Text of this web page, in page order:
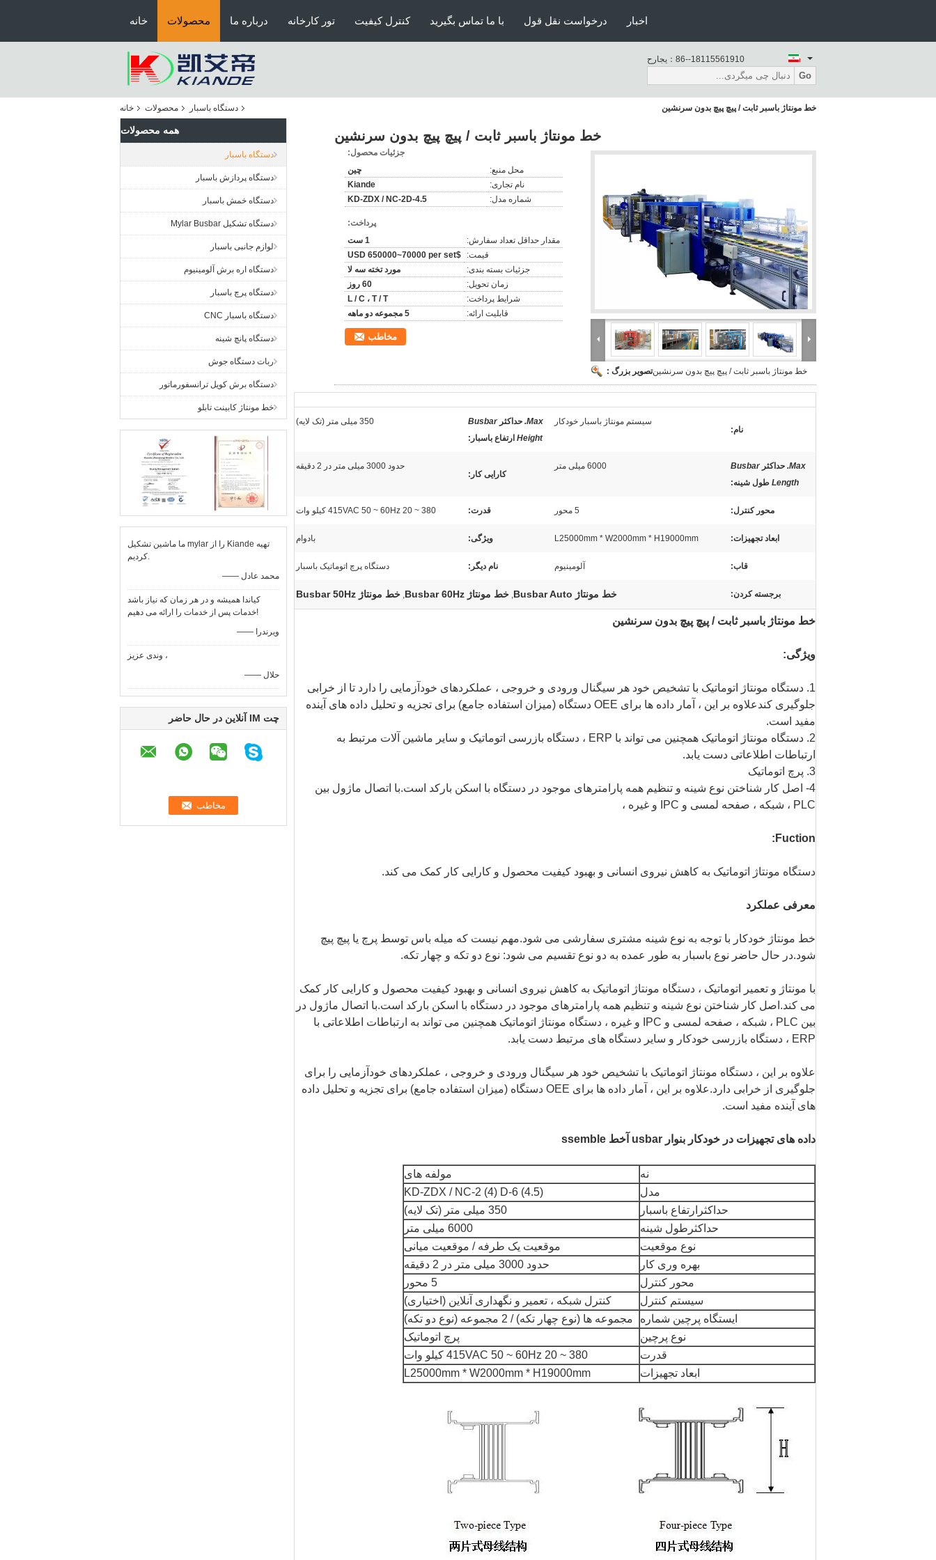
خانه محصولات درباره ما تور کارخانه کنترل کیفیت با ما تماس بگیرید درخواست نقل قول اخبار
حراجی： 86--18115561910
Go
خانه محصولات دستگاه باسبار خط مونتاژ باسبر ثابت / پیچ پیچ بدون سرنشین
همه محصولات
دستگاه باسبار
دستگاه پردازش باسبار
دستگاه خمش باسبار
دستگاه تشکیل Mylar Busbar
لوازم جانبی باسبار
دستگاه اره برش آلومینیوم
دستگاه پرچ باسبار
دستگاه باسبار CNC
دستگاه پانچ شینه
ربات دستگاه جوش
دستگاه برش کویل ترانسفورماتور
خط مونتاژ کابینت تابلو
ما ماشین تشکیل mylar را از Kiande تهیه
کردیم.
—— محمد عادل
کیاندا همیشه و در هر زمان که نیاز باشد
خدمات پس از خدمات را ارائه می دهیم!
—— ویرندرا
وندی عزیز ،
—— حلال
چت IM آنلاین در حال حاضر
خط مونتاژ باسبر ثابت / پیچ پیچ بدون سرنشین
تصویر بزرگ :خط مونتاژ باسبر ثابت / پیچ پیچ بدون سرنشین
جزئیات محصول:
محل منبع:
چین
نام تجاری:
Kiande
شماره مدل:
KD-ZDX / NC-2D-4.5
پرداخت:
مقدار حداقل تعداد سفارش:
1 ست
قیمت:
$USD 650000~70000 per set
جزئیات بسته بندی:
مورد تخته سه لا
زمان تحویل:
60 روز
شرایط پرداخت:
L / C ، T / T
قابلیت ارائه:
5 مجموعه دو ماهه
مخاطب
نام:
سیستم مونتاژ باسبار خودکار Max. حداکثر Busbar
Height ارتفاع باسبار :
350 میلی متر (تک لایه)
Max. حداکثر Busbar
Length طول شینه:
6000 میلی متر
کارایی کار:
حدود 3000 میلی متر در 2 دقیقه
محور کنترل: 5 محور قدرت: 380 ~ 415VAC 50 ~ 60Hz 20 کیلو وات
ابعاد تجهیزات: L25000mm * W2000mm * H19000mm ویژگی: بادوام
قاب: آلومینیوم نام دیگر: دستگاه پرچ اتوماتیک باسبار
برجسته کردن: خط مونتاژ Busbar Auto , خط مونتاژ Busbar 60Hz , خط مونتاژ Busbar 50Hz
خط مونتاژ باسبر ثابت / پیچ پیچ بدون سرنشین
ویژگی:
1. دستگاه مونتاژ اتوماتیک با تشخیص خود هر سیگنال ورودی و خروجی ، عملکردهای خودآزمایی را دارد تا از خرابی
جلوگیری کندعلاوه بر این ، آمار داده ها برای OEE دستگاه (میزان استفاده جامع) برای تجزیه و تحلیل داده های آینده
مفید است.
2. دستگاه مونتاژ اتوماتیک همچنین می تواند با ERP ، دستگاه بازرسی اتوماتیک و سایر ماشین آلات مرتبط به
ارتباطات اطلاعاتی دست یابد.
3. پرچ اتوماتیک
4- اصل کار شناختن نوع شینه و تنظیم همه پارامترهای موجود در دستگاه با اسکن بارکد است.با اتصال ماژول بین
PLC ، شبکه ، صفحه لمسی و IPC و غیره ،
Fuction:
دستگاه مونتاژ اتوماتیک به کاهش نیروی انسانی و بهبود کیفیت محصول و کارایی کار کمک می کند.
معرفی عملکرد
خط مونتاژ خودکار با توجه به نوع شینه مشتری سفارشی می شود.مهم نیست که میله باس توسط پرچ یا پیچ پیچ
شود.در حال حاضر نوع باسبار به طور عمده به دو نوع تقسیم می شود: نوع دو تکه و چهار تکه.
با مونتاژ و تعمیر اتوماتیک ، دستگاه مونتاژ اتوماتیک به کاهش نیروی انسانی و بهبود کیفیت محصول و کارایی کار کمک
می کند.اصل کار شناختن نوع شینه و تنظیم همه پارامترهای موجود در دستگاه با اسکن بارکد است.با اتصال ماژول در
بین PLC ، شبکه ، صفحه لمسی و IPC و غیره ، دستگاه مونتاژ اتوماتیک همچنین می تواند به ارتباطات اطلاعاتی با
ERP ، دستگاه بازرسی خودکار و سایر دستگاه های مرتبط دست یابد.
علاوه بر این ، دستگاه مونتاژ اتوماتیک با تشخیص خود هر سیگنال ورودی و خروجی ، عملکردهای خودآزمایی را برای
جلوگیری از خرابی دارد.علاوه بر این ، آمار داده ها برای OEE دستگاه (میزان استفاده جامع) برای تجزیه و تحلیل داده
های آینده مفید است.
داده های تجهیزات در خودکار بنوار usbar خط ssemble
نه
مولفه های
مدل
KD-ZDX / NC-2 (4) D-6 (4.5)
حداکثرارتفاع باسبار
350 میلی متر (تک لایه)
حداکثرطول شینه
6000 میلی متر
نوع موقعیت
موقعیت یک طرفه / موقعیت میانی
بهره وری کار
حدود 3000 میلی متر در 2 دقیقه
محور کنترل
5 محور
سیستم کنترل
کنترل شبکه ، تعمیر و نگهداری آنلاین (اختیاری)
ایستگاه پرچین شماره
مجموعه ها (نوع چهار تکه) / 2 مجموعه (نوع دو تکه)
نوع پرچین
پرچ اتوماتیک
قدرت
380 ~ 415VAC 50 ~ 60Hz 20 کیلو وات
ابعاد تجهیزات
L25000mm * W2000mm * H19000mm